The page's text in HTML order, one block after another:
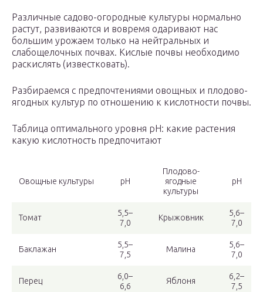
Различные садово-огородные культуры нормально
растут, развиваются и вовремя одаривают нас
большим урожаем только на нейтральных и
слабощелочных почвах. Кислые почвы необходимо
раскислять (известковать).
Разбираемся с предпочтениями овощных и плодово-
ягодных культур по отношению к кислотности почвы.
Таблица оптимального уровня pH: какие растения
какую кислотность предпочитают
Овощные культуры pH
Плодово-
ягодные
культуры
pH
Томат
5,5–
7,0
Крыжовник
5,6–
7,0
Баклажан
5,5–
7,5
Малина
5,6–
7,0
Перец
6,0–
6,6
Яблоня
6,2–
7,5